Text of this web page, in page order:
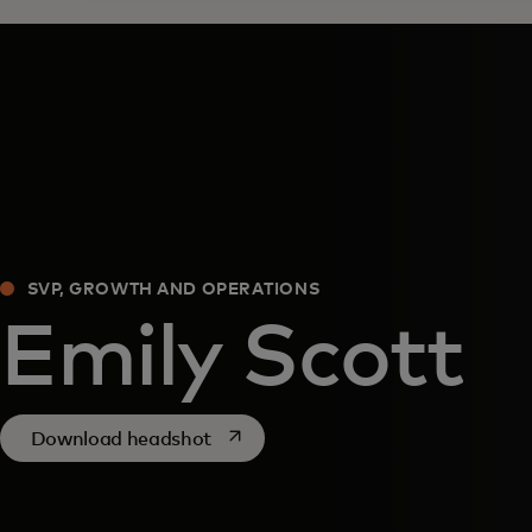
SVP, GROWTH AND OPERATIONS
Emily Scott
Download headshotopens in a new tab